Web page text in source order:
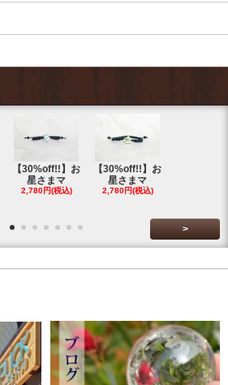
【30%off!!】お
星さまマ
2,780円(税込)
【30%off!!】お
星さまマ
2,780円(税込)
>